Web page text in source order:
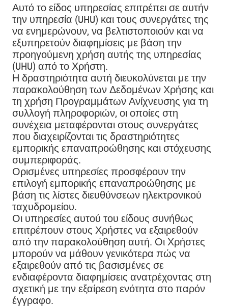
Αυτό το είδος υπηρεσίας επιτρέπει σε αυτήν
την υπηρεσία (UHU) και τους συνεργάτες της
να ενημερώνουν, να βελτιστοποιούν και να
εξυπηρετούν διαφημίσεις με βάση την
προηγούμενη χρήση αυτής της υπηρεσίας
(UHU) από το Χρήστη.
Η δραστηριότητα αυτή διευκολύνεται με την
παρακολούθηση των Δεδομένων Χρήσης και
τη χρήση Προγραμμάτων Ανίχνευσης για τη
συλλογή πληροφοριών, οι οποίες στη
συνέχεια μεταφέρονται στους συνεργάτες
που διαχειρίζονται τις δραστηριότητες
εμπορικής επαναπροώθησης και στόχευσης
συμπεριφοράς.
Ορισμένες υπηρεσίες προσφέρουν την
επιλογή εμπορικής επαναπροώθησης με
βάση τις λίστες διευθύνσεων ηλεκτρονικού
ταχυδρομείου.
Οι υπηρεσίες αυτού του είδους συνήθως
επιτρέπουν στους Χρήστες να εξαιρεθούν
από την παρακολούθηση αυτή. Οι Χρήστες
μπορούν να μάθουν γενικότερα πώς να
εξαιρεθούν από τις βασισμένες σε
ενδιαφέροντα διαφημίσεις ανατρέχοντας στη
σχετική με την εξαίρεση ενότητα στο παρόν
έγγραφο.